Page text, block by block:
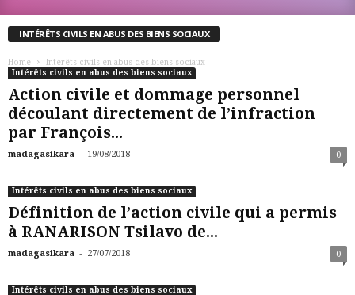
INTÉRÊTS CIVILS EN ABUS DES BIENS SOCIAUX
Home
Intérêts civils en abus des biens sociaux
Intérêts civils en abus des biens sociaux
Action civile et dommage personnel
découlant directement de l’infraction
par François...
madagasikara - 19/08/2018 0
Intérêts civils en abus des biens sociaux
Définition de l’action civile qui a permis
à RANARISON Tsilavo de...
madagasikara - 27/07/2018 0
Intérêts civils en abus des biens sociaux